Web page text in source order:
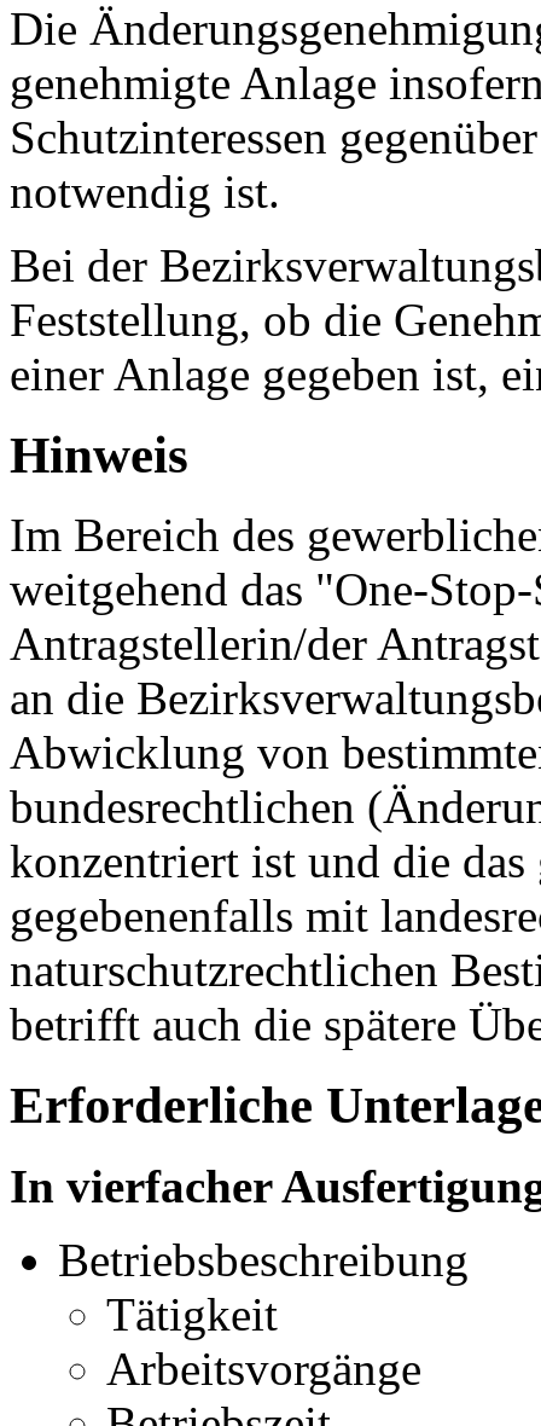
Die
genehmigte Anlage
Schutzinteressen
notwendig ist.
Bei der
Feststellung, ob die
einer Anlage gegeben ist,
Hinweis
Im Bereich des
weitgehend das "One-
Antragstellerin/der
an die
Abwicklung von
bundesrechtlichen
konzentriert ist und die
gegebenenfalls mit
naturschutzrechtlichen
betrifft auch die spätere
Erforderliche
In vierfacher
Betriebsbeschreibung
Tätigkeit
Arbeitsvorgänge